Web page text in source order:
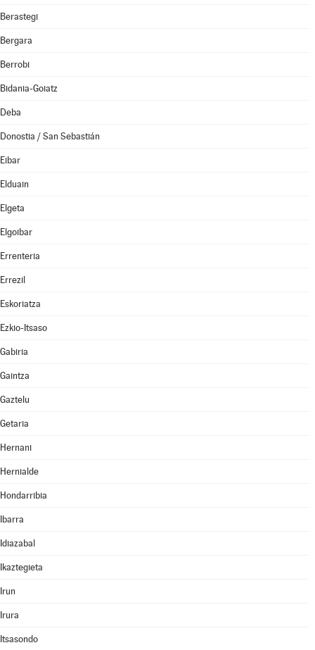
Berastegi
Bergara
Berrobi
Bidania-Goiatz
Deba
Donostia / San Sebastián
Eibar
Elduain
Elgeta
Elgoibar
Errenteria
Errezil
Eskoriatza
Ezkio-Itsaso
Gabiria
Gaintza
Gaztelu
Getaria
Hernani
Hernialde
Hondarribia
Ibarra
Idiazabal
Ikaztegieta
Irun
Irura
Itsasondo